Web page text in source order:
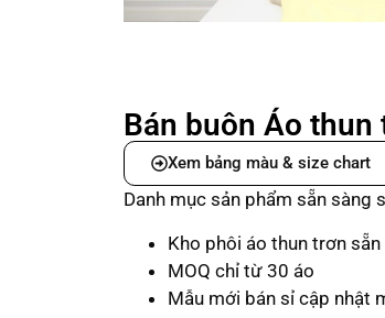
Bán buôn Áo
Xem bảng màu & size chart
Danh mục sản phẩm sẵn sàng
Kho phôi áo thun trơn
MOQ chỉ từ 30 áo
Mẫu mới bán sỉ cập nhật